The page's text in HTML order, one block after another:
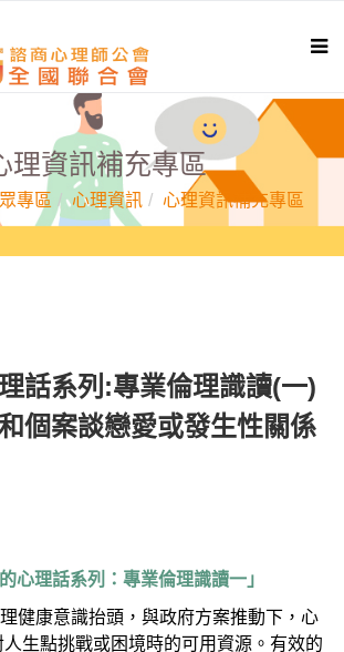
理資訊補充專區
專區 心理資訊 心理資訊補充專區
話系列:專業倫理識讀(一)
個案談戀愛或發生性關係
的心理話系列：專業倫理識讀一」
康意識抬頭，與政府方案推動下，心
生點挑戰或困境時的可用資源。有效的